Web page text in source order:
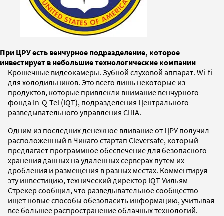
При ЦРУ есть венчурное подразделение, которое
инвестирует в небольшие технологические компании
Крошечные видеокамеры. Зубной слуховой аппарат. Wi-fi
для холодильников. Это всего лишь некоторые из
продуктов, которые привлекли внимание венчурного
фонда In-Q-Tel (IQT), подразделения Центрального
разведывательного управления США.
Одним из последних денежное вливание от ЦРУ получил
расположенный в Чикаго стартап Cleversafe, который
предлагает программное обеспечение для безопасного
хранения данных на удаленных серверах путем их
дробления и размещения в разных местах. Комментируя
эту инвестицию, технический директор IQT Уильям
Стрекер сообщил, что разведывательное сообщество
ищет новые способы обезопасить информацию, учитывая
все большее распространение облачных технологий.